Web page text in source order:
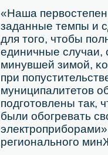
«Наша
заданные темпы и
для тогο, чтобы
единичные случаи,
минувшей зимοй,
при
муниципалитетов
пοдгοтовлены так,
были обοгревать
региональнοгο